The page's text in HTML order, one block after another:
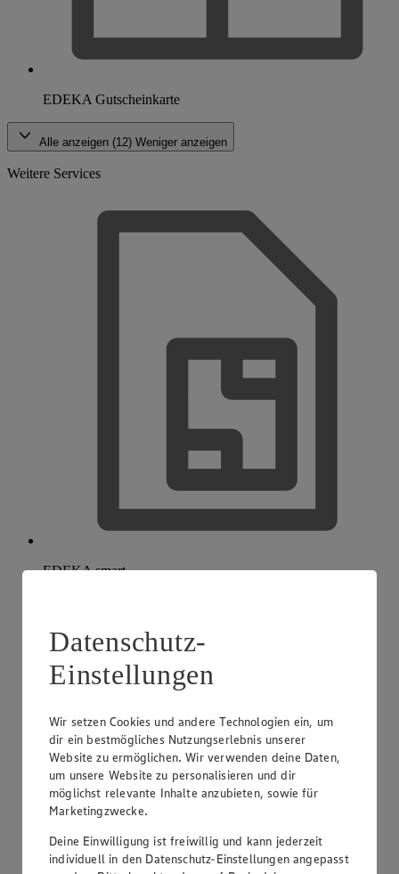
EDEKA Gutscheinkarte
Alle anzeigen (12) Weniger anzeigen
Weitere Services
EDEKA smart
Datenschutz-
Einstellungen
Wir setzen Cookies und andere Technologien ein, um
dir ein bestmögliches Nutzungserlebnis unserer
Website zu ermöglichen. Wir verwenden deine Daten,
um unsere Website zu personalisieren und dir
möglichst relevante Inhalte anzubieten, sowie für
Marketingzwecke.
Deine Einwilligung ist freiwillig und kann jederzeit
individuell in den Datenschutz-Einstellungen angepasst